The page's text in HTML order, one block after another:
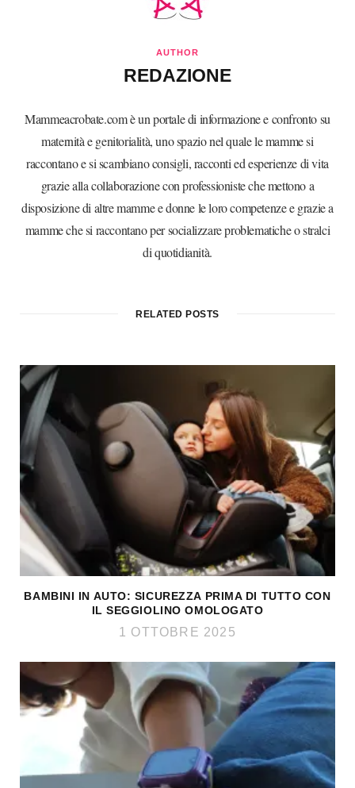
AUTHOR
REDAZIONE
Mammeacrobate.com è un portale di informazione e confronto su
maternità e genitorialità, uno spazio nel quale le mamme si
raccontano e si scambiano consigli, racconti ed esperienze di vita
grazie alla collaborazione con professioniste che mettono a
disposizione di altre mamme e donne le loro competenze e grazie a
mamme che si raccontano per socializzare problematiche o stralci
di quotidianità.
RELATED POSTS
BAMBINI IN AUTO: SICUREZZA PRIMA DI TUTTO CON
IL SEGGIOLINO OMOLOGATO
1 OTTOBRE 2025